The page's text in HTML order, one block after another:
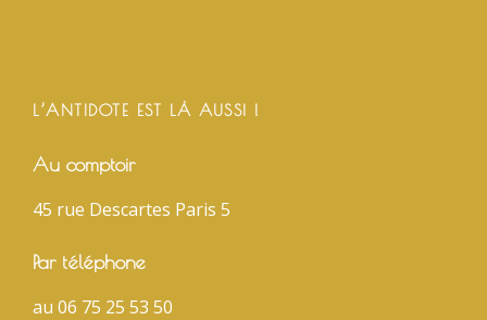
L’ANTIDOTE EST LÀ AUSSI !
Au comptoir
45 rue Descartes Paris 5
Par téléphone
au 06 75 25 53 50